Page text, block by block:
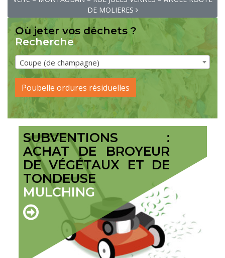
DE MOLIERES
Où jeter vos déchets ?
Recherche
Coupe (de champagne)
Poubelle ordures résiduelles
SUBVENTIONS :
ACHAT DE BROYEUR
DE VÉGÉTAUX ET DE
TONDEUSE
MULCHING